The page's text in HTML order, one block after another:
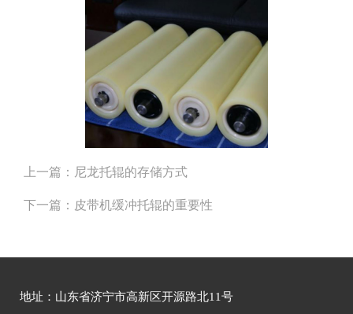
上一篇： 尼龙托辊的存储方式
下一篇： 皮带机缓冲托辊的重要性
地址：山东省济宁市高新区开源路北11号